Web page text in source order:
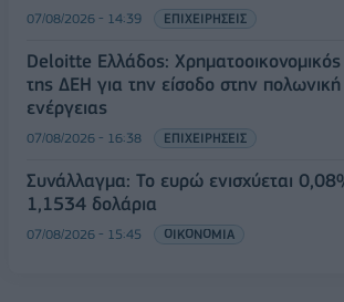
07/08/2026 - 14:39 ΕΠΙΧΕΙΡΗΣΕΙΣ
Deloitte Ελλάδος:
της ΔΕΗ για την είσοδο στην
ενέργειας
07/08/2026 - 16:38 ΕΠΙΧΕΙΡΗΣΕΙΣ
Συνάλλαγμα: Το ευρώ ενισχύεται
1,1534 δολάρια
07/08/2026 - 15:45 ΟΙΚΟΝΟΜΙΑ